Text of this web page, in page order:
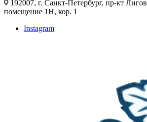
192007, г. Санкт-Петербург, пр-кт
помещение 1Н, кор. 1
Instagram